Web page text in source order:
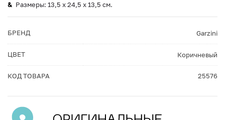
Размеры: 13,5 x 24,5 x 13,5 см.
БРЕНД Garzini
ЦВЕТ Коричневый
КОД ТОВАРА 25576